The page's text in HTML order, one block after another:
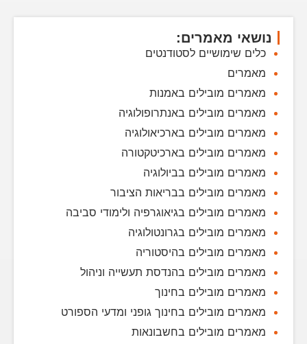
נושאי מאמרים:
כלים שימושיים לסטודנטים
מאמרים
מאמרים מובילים באמנות
מאמרים מובילים באנתרופולוגיה
מאמרים מובילים בארכיאולוגיה
מאמרים מובילים בארכיטקטורה
מאמרים מובילים בביולוגיה
מאמרים מובילים בבריאות הציבור
מאמרים מובילים בגיאוגרפיה ולימודי סביבה
מאמרים מובילים בגרונטולוגיה
מאמרים מובילים בהיסטוריה
מאמרים מובילים בהנדסת תעשייה וניהול
מאמרים מובילים בחינוך
מאמרים מובילים בחינוך גופני ומדעי הספורט
מאמרים מובילים בחשבונאות